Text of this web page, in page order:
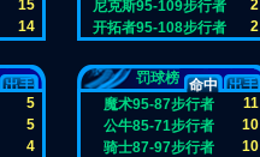
15
14
尼克斯95-109步行者
2
开拓者95-108步行者
2
出手
5
5
4
罚球榜 命中
出手
魔术95-87步行者
11
公牛85-71步行者
10
骑士87-97步行者
10